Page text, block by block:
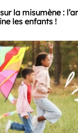
la misumène :
les enfants !